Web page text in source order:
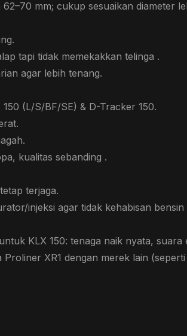
mm; cukup sesuaikan diameter
tapi tidak memekakkan telinga .
agar lebih tenang.
(L/S/BF/SE) & D-Tracker 150.
kualitas sebanding .
terjaga.
injeksi agar tidak kehabisan
KLX 150: tenaga naik nyata,
XR1 dengan merek lain